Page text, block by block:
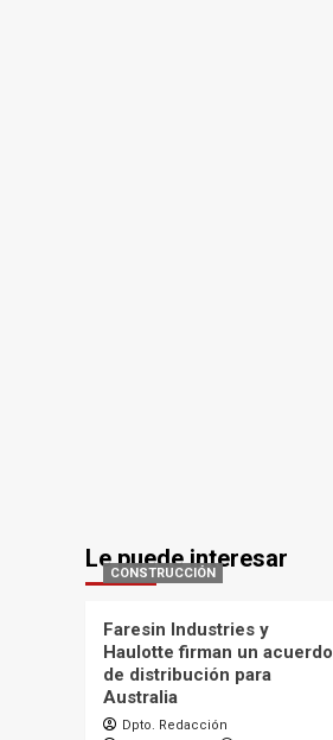
Le puede interesar
CONSTRUCCIÓN
Faresin Industries y
Haulotte firman un acuerdo
de distribución para
Australia
Dpto. Redacción